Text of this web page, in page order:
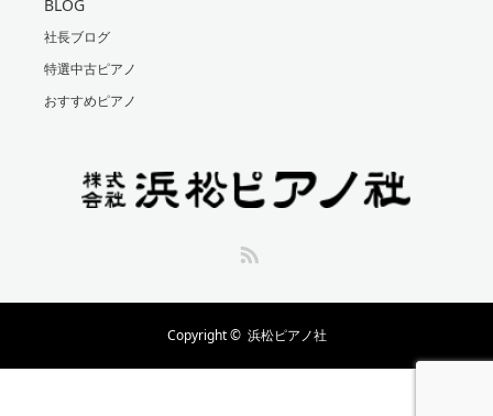
BLOG
社長ブログ
特選中古ピアノ
おすすめピアノ
Copyright © 浜松ピアノ社